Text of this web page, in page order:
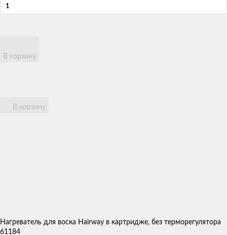
В корзину
В корзину
Нагреватель для воска Hairway в картридже, без терморегулятора
61184